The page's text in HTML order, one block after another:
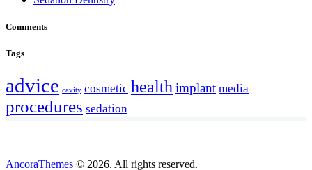
Comments
Tags
advice cavity cosmetic health implant media
procedures sedation
AncoraThemes © 2026. All rights reserved.